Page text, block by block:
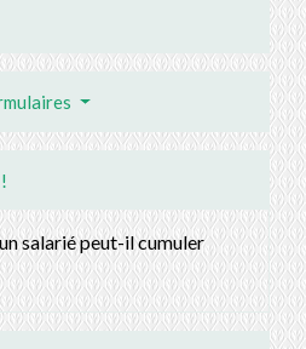
salarié peut-il cumuler